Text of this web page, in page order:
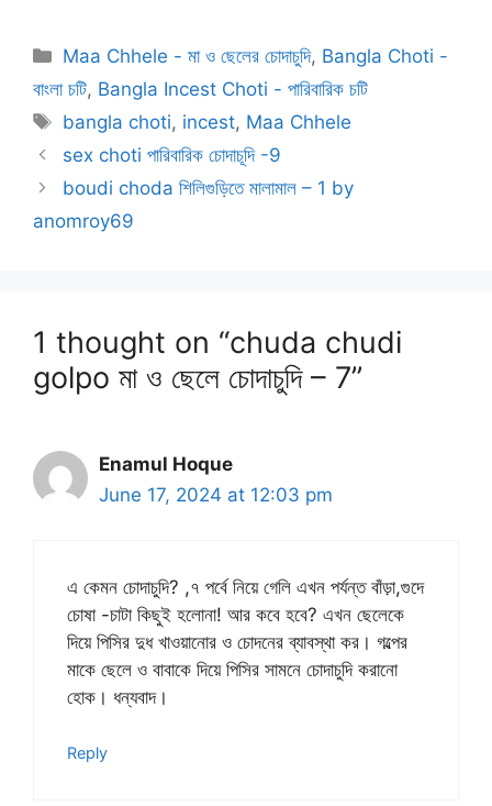
Categories
Maa Chhele - মা ও ছেলের চোদাচুদি, Bangla Choti -
বাংলা চটি, Bangla Incest Choti - পারিবারিক চটি
Tags
bangla choti, incest, Maa Chhele
sex choti পারিবারিক চোদাচূদি -9
boudi choda শিলিগুড়িতে মালামাল – 1 by
anomroy69
1 thought on “chuda chudi
golpo মা ও ছেলে চোদাচুদি – 7”
Enamul Hoque
June 17, 2024 at 12:03 pm
এ কেমন চোদাচুদি? ,৭ পর্বে নিয়ে গেলি এখন পর্যন্ত বাঁড়া,গুদে
চোষা -চাটা কিছুই হলোনা! আর কবে হবে? এখন ছেলেকে
দিয়ে পিসির দুধ খাওয়ানোর ও চোদনের ব্যাবস্থা কর। গল্পের
মাকে ছেলে ও বাবাকে দিয়ে পিসির সামনে চোদাচুদি করানো
হোক। ধন্যবাদ।
Reply